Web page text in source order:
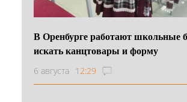
В Оренбурге работают школьные
искать канцтовары и форму
6 августа 12:29